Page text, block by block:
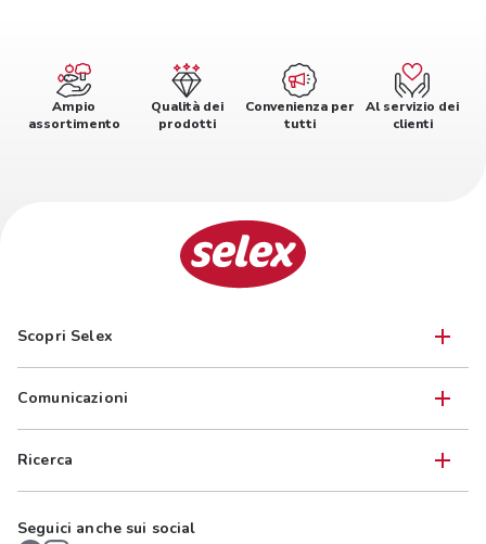
Ampio
assortimento
Qualità dei
prodotti
Convenienza per
tutti
Al servizio dei
clienti
Scopri Selex
Comunicazioni
Ricerca
Seguici anche sui social